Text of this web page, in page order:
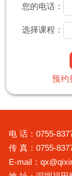
您的电话：
选择课程：
预约
电 话：0755-
传 真：0755-
E-mail：